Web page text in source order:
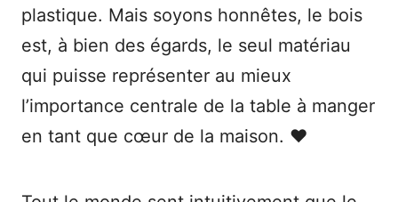
plastique. Mais soyons honnêtes, le bois
est, à bien des égards, le seul matériau
qui puisse représenter au mieux
l’importance centrale de la table à manger
en tant que cœur de la maison. ❤️